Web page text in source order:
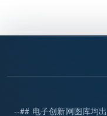
--## 电子创新网图库均